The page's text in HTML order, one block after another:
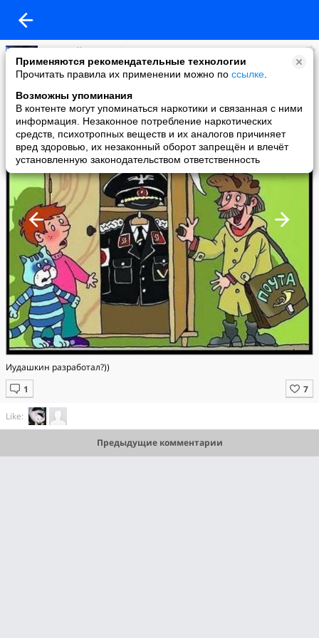
Применяются рекомендательные технологии
Прочитать правила их применении можно по ссылке
Возможны упоминания
В контенте могут упоминаться наркотики и связанная с ними
информация. Незаконное потребление наркотических
средств, психотропных веществ и их аналогов причиняет
вред здоровью, их незаконный оборот запрещён и влечёт
установленную законодательством ответственность
Василий Мясорубов
added a photo
13 Jan в 11:28
Иудашкин разработал?))
Like:
Предыдущие комментарии